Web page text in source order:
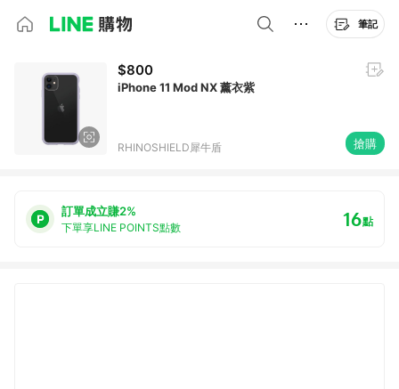
筆記
$800
iPhone 11 Mod NX 薰衣紫
RHINOSHIELD犀牛盾 搶購
訂單成立賺2%
下單享LINE POINTS點數 16點